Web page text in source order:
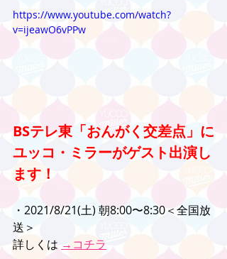
https://www.youtube.com/watch?
v=ijeawO6vPPw
BSテレ東「おんがく交差点」に
ユッコ・ミラーがゲスト出演し
ます！
・2021/8/21(土) 朝8:00〜8:30＜全国放
送＞
詳しくは →コチラ